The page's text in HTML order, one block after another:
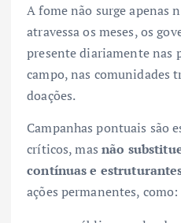
A fome não surge apenas
atravessa os meses, os
presente diariamente nas
campo, nas comunidades
doações.
Campanhas pontuais são
críticos, masnão
contínuas e
ações permanentes, como: